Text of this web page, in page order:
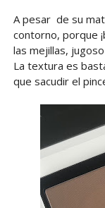
A pesar de su
contorno, porque
las mejillas,
La textura es
que sacudir el